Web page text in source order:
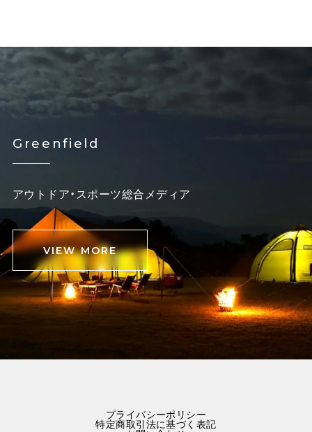
Greenfield
アウトドア・スポーツ総合メディア
VIEW MORE
プライバシーポリシー
特定商取引法に基づく表記